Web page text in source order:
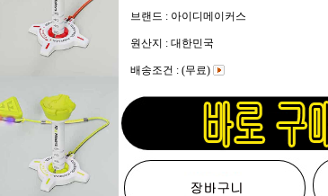
브랜드 : 아이디메이커스
원산지 : 대한민국
배송조건 : (무료)